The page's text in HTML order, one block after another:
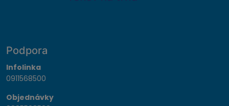
Podpora
Infolinka
0911568500
Objednávky